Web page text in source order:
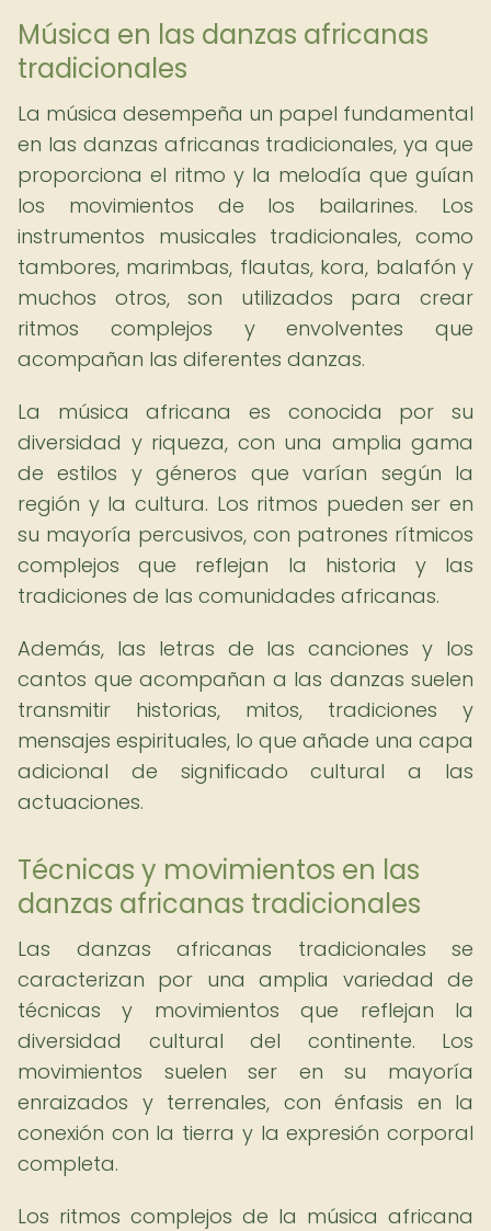
Música en las danzas africanas
tradicionales
La música desempeña un papel fundamental
en las danzas africanas tradicionales, ya que
proporciona el ritmo y la melodía que guían
los movimientos de los bailarines. Los
instrumentos musicales tradicionales, como
tambores, marimbas, flautas, kora, balafón y
muchos otros, son utilizados para crear
ritmos complejos y envolventes que
acompañan las diferentes danzas.
La música africana es conocida por su
diversidad y riqueza, con una amplia gama
de estilos y géneros que varían según la
región y la cultura. Los ritmos pueden ser en
su mayoría percusivos, con patrones rítmicos
complejos que reflejan la historia y las
tradiciones de las comunidades africanas.
Además, las letras de las canciones y los
cantos que acompañan a las danzas suelen
transmitir historias, mitos, tradiciones y
mensajes espirituales, lo que añade una capa
adicional de significado cultural a las
actuaciones.
Técnicas y movimientos en las
danzas africanas tradicionales
Las danzas africanas tradicionales se
caracterizan por una amplia variedad de
técnicas y movimientos que reflejan la
diversidad cultural del continente. Los
movimientos suelen ser en su mayoría
enraizados y terrenales, con énfasis en la
conexión con la tierra y la expresión corporal
completa.
Los ritmos complejos de la música africana